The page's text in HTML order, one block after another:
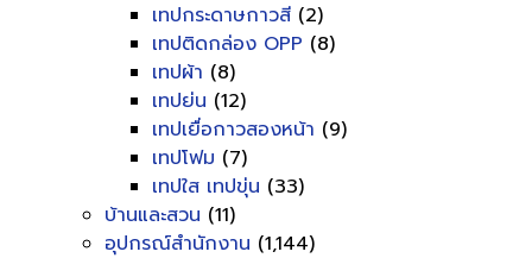
เทปกระดาษกาวสี (2)
เทปติดกล่อง OPP (8)
เทปผ้า (8)
เทปย่น (12)
เทปเยื่อกาวสองหน้า (9)
เทปโฟม (7)
เทปใส เทปขุ่น (33)
บ้านและสวน (11)
อุปกรณ์สำนักงาน (1,144)